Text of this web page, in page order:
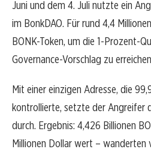
Juni und dem 4. Juli nutzte ein
im BonkDAO. Für rund 4,4
BONK-Token, um die 1-Prozent-
Governance-Vorschlag zu
Mit einer einzigen Adresse, die
kontrollierte, setzte der Angreifer
durch. Ergebnis: 4,426 Billionen
Millionen Dollar wert – wanderten